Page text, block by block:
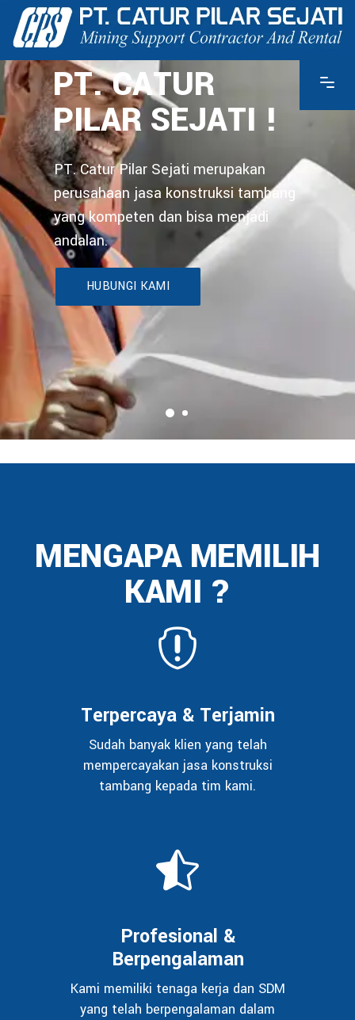
PT. CATUR
PILAR SEJATI !
PT. Catur Pilar Sejati merupakan
perusahaan jasa konstruksi tambang
yang kompeten dan bisa menjadi
andalan.
HUBUNGI KAMI
MENGAPA MEMILIH
KAMI ?
Terpercaya & Terjamin
Sudah banyak klien yang telah
mempercayakan jasa konstruksi
tambang kepada tim kami.
Profesional &
Berpengalaman
Kami memiliki tenaga kerja dan SDM
yang telah berpengalaman dalam